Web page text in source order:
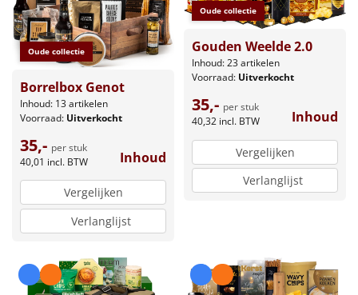
Oude collectie
Borrelbox Genot
Inhoud: 13 artikelen
Voorraad: Uitverkocht
35,- per stuk
40,01 incl. BTW Inhoud
Vergelijken
Verlanglijst
Oude collectie
Gouden Weelde 2.0
Inhoud: 23 artikelen
Voorraad: Uitverkocht
35,- per stuk
40,32 incl. BTW Inhoud
Vergelijken
Verlanglijst